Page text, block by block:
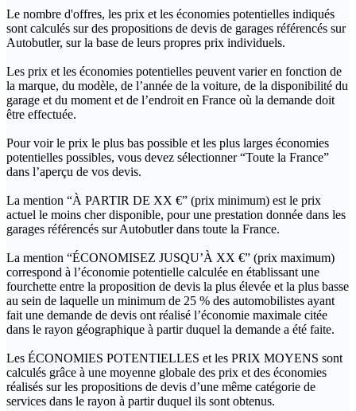
Le nombre d'offres, les prix et les économies potentielles indiqués
sont calculés sur des propositions de devis de garages référencés sur
Autobutler, sur la base de leurs propres prix individuels.
Les prix et les économies potentielles peuvent varier en fonction de
la marque, du modèle, de l’année de la voiture, de la disponibilité du
garage et du moment et de l’endroit en France où la demande doit
être effectuée.
Pour voir le prix le plus bas possible et les plus larges économies
potentielles possibles, vous devez sélectionner “Toute la France”
dans l’aperçu de vos devis.
La mention “À PARTIR DE XX €” (prix minimum) est le prix
actuel le moins cher disponible, pour une prestation donnée dans les
garages référencés sur Autobutler dans toute la France.
La mention “ÉCONOMISEZ JUSQU’À XX €” (prix maximum)
correspond à l’économie potentielle calculée en établissant une
fourchette entre la proposition de devis la plus élevée et la plus basse
au sein de laquelle un minimum de 25 % des automobilistes ayant
fait une demande de devis ont réalisé l’économie maximale citée
dans le rayon géographique à partir duquel la demande a été faite.
Les ÉCONOMIES POTENTIELLES et les PRIX MOYENS sont
calculés grâce à une moyenne globale des prix et des économies
réalisés sur les propositions de devis d’une même catégorie de
services dans le rayon à partir duquel ils sont obtenus.